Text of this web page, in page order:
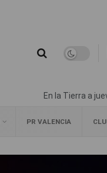
En la Tierra a
PR VALENCIA